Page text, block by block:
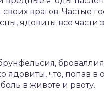
врагов. Частые
ядовиты все части
ядовиты, что, попав
в животе и рвоту.